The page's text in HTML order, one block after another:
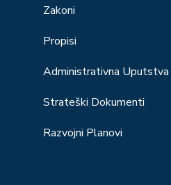
Zakoni
Propisi
Administrativna Uputstva
Strateški Dokumenti
Razvojni Planovi